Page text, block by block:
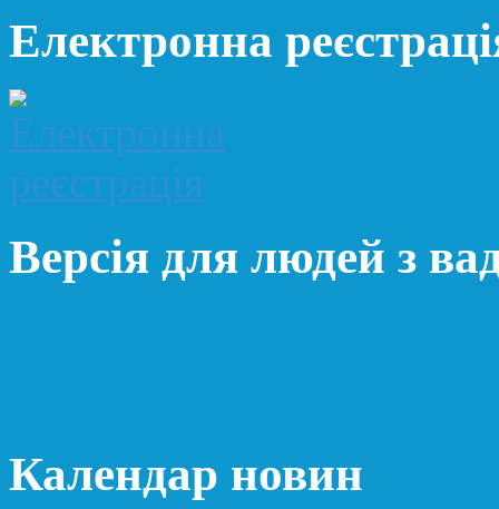
Електронна
Версія для людей з
Календар новин